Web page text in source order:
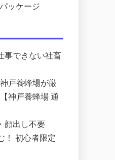
ッケージ
事できない社畜
戸養蜂場が厳
神戸養蜂場 通
顔出し不要
！ 初心者限定